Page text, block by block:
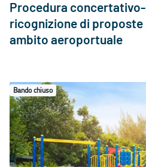
Procedura
ricognizione di
ambito aeroportuale
Bando chiuso